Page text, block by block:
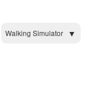
Walking Simulator